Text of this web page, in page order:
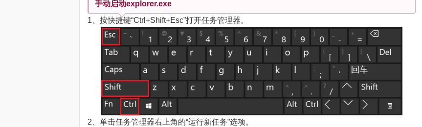
手动启动explorer.exe
1、按快捷键“Ctrl+Shift+Esc”打开任务管理器。
2、单击任务管理器右上角的“运行新任务”选项。